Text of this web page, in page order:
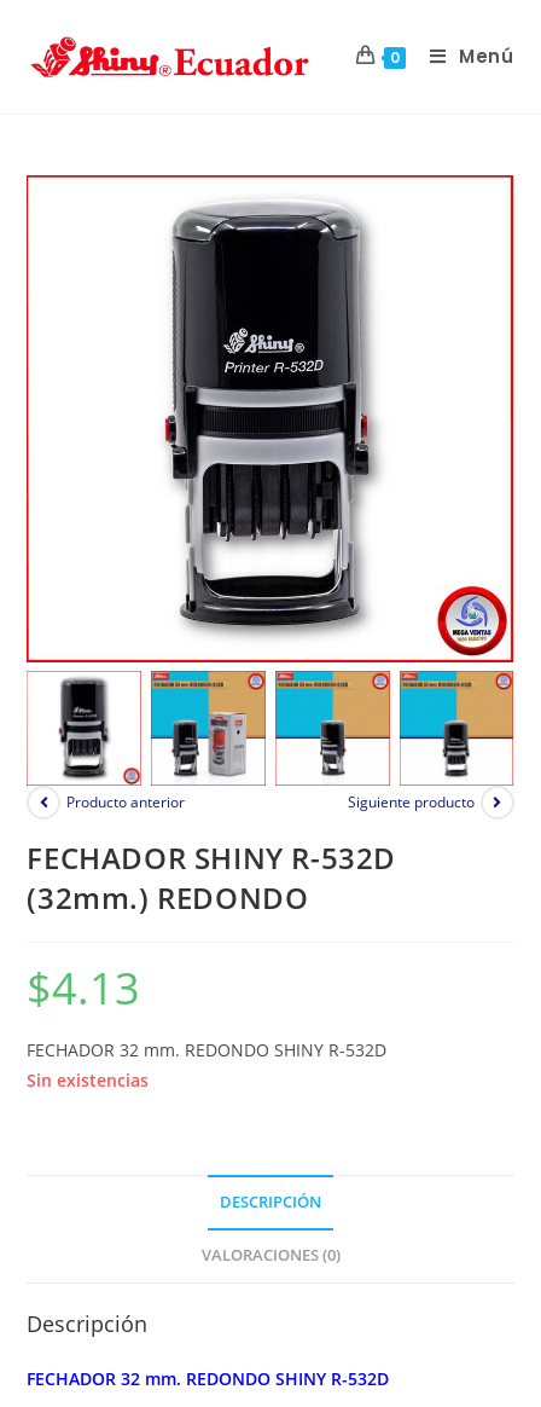
0 Menú
Producto anterior Siguiente producto
FECHADOR SHINY R-532D
(32mm.) REDONDO
$4.13
FECHADOR 32 mm. REDONDO SHINY R-532D
Sin existencias
DESCRIPCIÓN
VALORACIONES (0)
Descripción
FECHADOR 32 mm. REDONDO SHINY R-532D